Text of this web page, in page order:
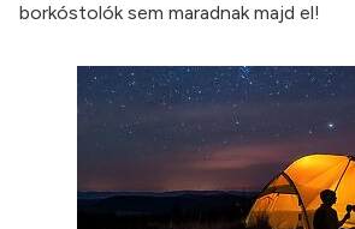
borkóstolók sem maradnak majd el!